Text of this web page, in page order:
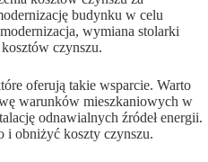
budynku w celu
wymiana stolarki
czynszu.
oferują takie wsparcie. Warto
warunków mieszkaniowych w
odnawialnych źródeł energii.
i obniżyć koszty czynszu.